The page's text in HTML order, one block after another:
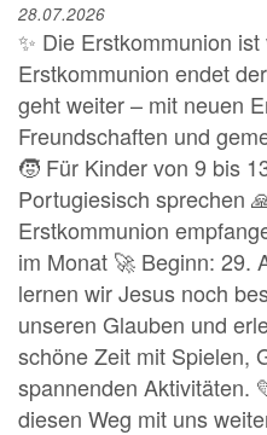
28.07.2026
✨ Die Erstkommunion
Erstkommunion endet
geht weiter – mit neuen
Freundschaften und
🧒 Für Kinder von 9 bis
Portugiesisch sprechen
Erstkommunion
im Monat 🚀 Beginn: 29.
lernen wir Jesus noch
unseren Glauben und
schöne Zeit mit Spielen,
spannenden Aktivitäten.
diesen Weg mit uns